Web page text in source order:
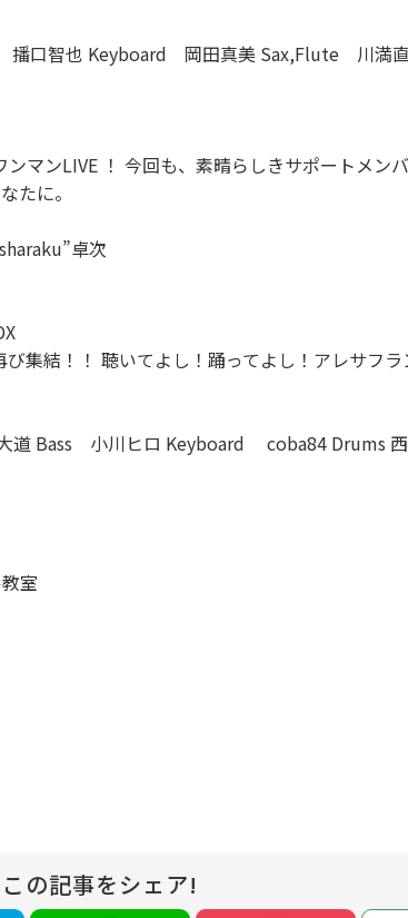
口智也 Keyboard 岡田真美 Sax,Flute 川満
マンLIVE ！ 今回も、素晴らしきサポートメン
たに。
卓次
集結！！ 聴いてよし！踊ってよし！アレサフ
Bass 小川ヒロ Keyboard coba84 Drums
室
この記事をシェア!